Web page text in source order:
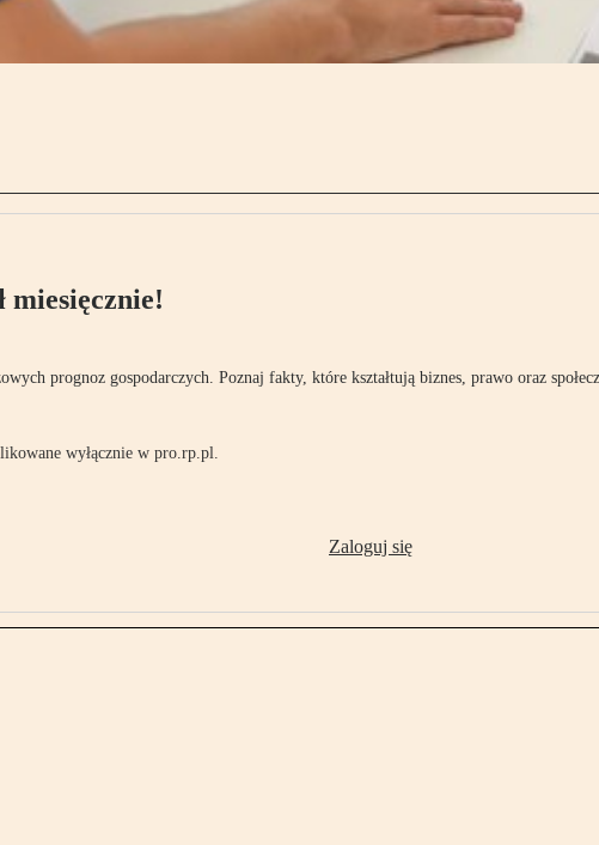
miesięcznie!
prognoz gospodarczych. Poznaj fakty, które kształtują biznes, prawo oraz
wyłącznie w pro.rp.pl.
Zaloguj się